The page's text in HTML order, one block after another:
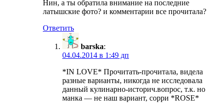
Нин, а ты обратила внимание на последние
латышские фото? и комментарии все прочитала?
Ответить
barska:
04.04.2014 в 1:49 дп
*IN LOVE* Прочитать-прочитала, видела
разные варианты, никогда не исследовала
данный кулинарно-историч.вопрос, т.к. но
манка — не наш вариант, сорри *ROSE*